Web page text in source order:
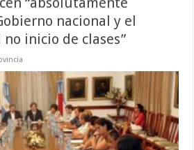
nacional y el
inicio de clases”